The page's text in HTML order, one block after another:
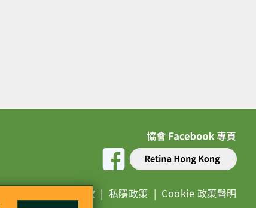
免責條款 | 私隱政策 | Cookie 政策聲明